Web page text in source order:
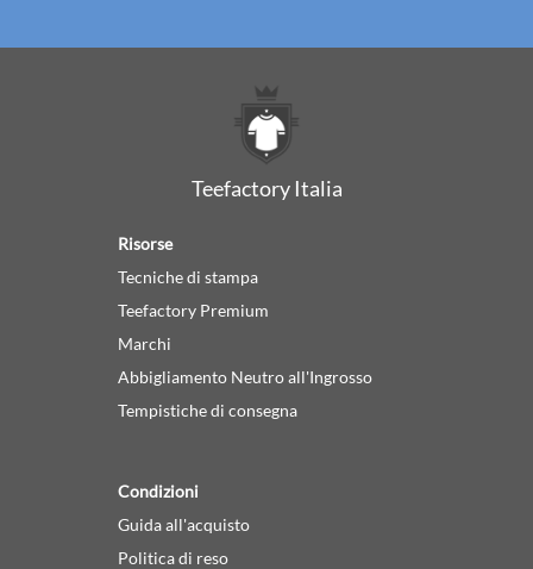
Teefactory Italia
Risorse
Tecniche di stampa
Teefactory Premium
Marchi
Abbigliamento Neutro all'Ingrosso
Tempistiche di consegna
Condizioni
Guida all'acquisto
Politica di reso